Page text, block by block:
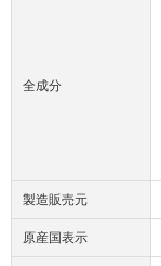
全成分
製造販売元
原産国表示